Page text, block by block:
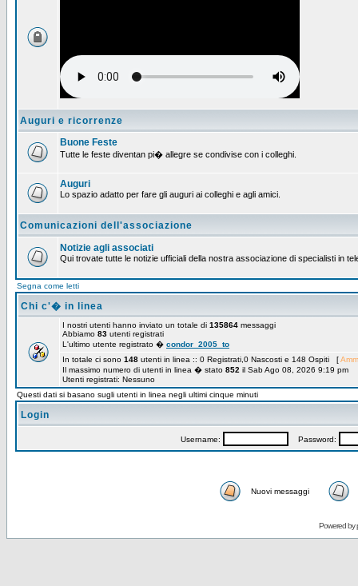
Auguri e ricorrenze
Buone Feste
Tutte le feste diventan pi� allegre se condivise con i colleghi.
Auguri
Lo spazio adatto per fare gli auguri ai colleghi e agli amici.
Comunicazioni dell'associazione
Notizie agli associati
Qui trovate tutte le notizie ufficiali della nostra associazione di specialisti in
Segna come letti
Chi c'� in linea
I nostri utenti hanno inviato un totale di 135864 messaggi
Abbiamo 83 utenti registrati
L'ultimo utente registrato � condor_2005_to
In totale ci sono 148 utenti in linea :: 0 Registrati,0 Nascosti e 148 Ospiti [
Il massimo numero di utenti in linea � stato 852 il Sab Ago 08, 2026 9:19 pm
Utenti registrati: Nessuno
Questi dati si basano sugli utenti in linea negli ultimi cinque minuti
Login
Username: Password:
Nuovi messaggi
Powered by